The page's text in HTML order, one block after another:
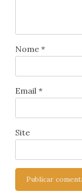
Nome *
Email *
Site